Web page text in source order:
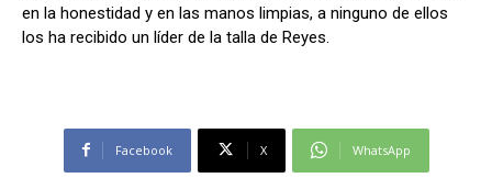
en la honestidad y en las manos limpias, a ninguno de ellos
los ha recibido un líder de la talla de Reyes.
Facebook X WhatsApp